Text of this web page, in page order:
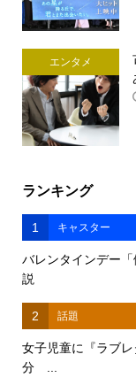
エンタメ
ランキング
1 キャスター
バレンタインデー
説
2 話題
女子児童に『ラブ
分 ...